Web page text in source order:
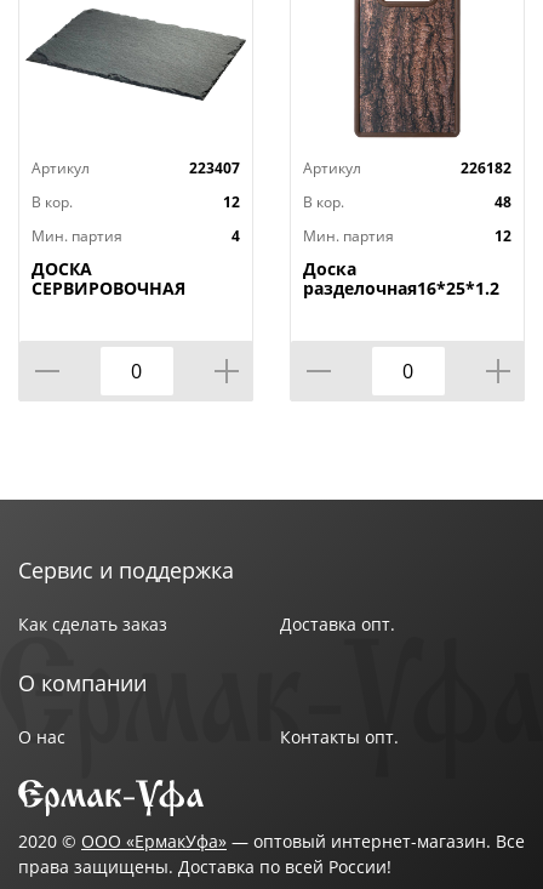
Артикул
223407
В кор.
12
Мин. партия
4
ДОСКА
СЕРВИРОВОЧНАЯ
УПАКОВКИ, КОР=12ШТ.
Артикул
226182
В кор.
48
Мин. партия
12
Доска
разделочная16*25*1.2
Сервис и поддержка
Как сделать заказ Доставка опт.
О компании
О нас Контакты опт.
2020 © ООО «ЕрмакУфа» — оптовый интернет-магазин. Все
права защищены. Доставка по всей России!